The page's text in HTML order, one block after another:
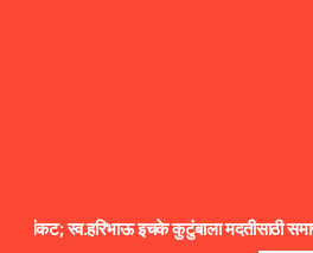
स्व.हरिभाऊ इचके कुटुंबाला मदतीसाठी